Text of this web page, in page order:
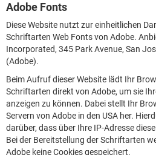
Adobe Fonts
Diese Website nutzt zur einheitlichen
Schriftarten Web Fonts von Adobe.
Incorporated, 345 Park Avenue, San
(Adobe).
Beim Aufruf dieser Website lädt Ihr
Schriftarten direkt von Adobe, um sie
anzeigen zu können. Dabei stellt Ihr
Servern von Adobe in den USA her.
darüber, dass über Ihre IP-Adresse
Bei der Bereitstellung der Schriftarten
Adobe keine Cookies gespeichert.